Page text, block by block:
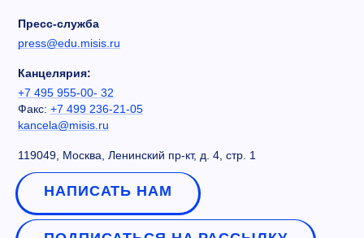
Пресс-служба
press@edu.misis.ru
Канцелярия:
+7 495 955-00- 32
Факс: +7 499 236-21-05
kancela@misis.ru
119049, Москва, Ленинский пр-кт, д. 4, стр. 1
НАПИСАТЬ НАМ